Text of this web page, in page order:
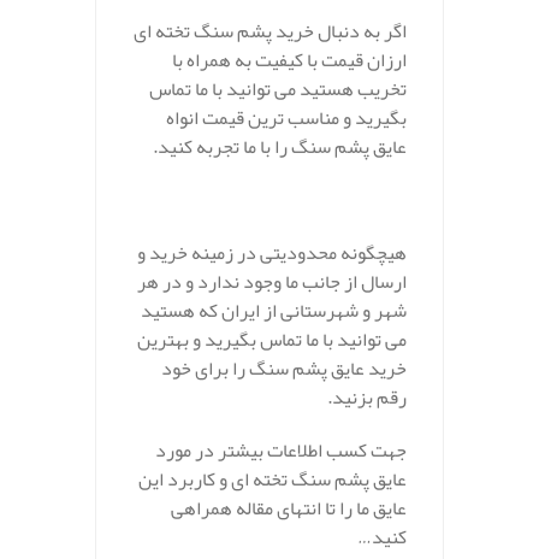
اگر به دنبال خرید پشم سنگ تخته ای
ارزان قیمت با کیفیت به همراه با
تخریب هستید می توانید با ما تماس
بگیرید و مناسب ترین قیمت انواه
عایق پشم سنگ را با ما تجربه کنید.
هیچگونه محدودیتی در زمینه خرید و
ارسال از جانب ما وجود ندارد و در هر
شهر و شهرستانی از ایران که هستید
می توانید با ما تماس بگیرید و بهترین
خرید عایق پشم سنگ را برای خود
رقم بزنید.
جهت کسب اطلاعات بیشتر در مورد
عایق پشم سنگ تخته ای و کاربرد این
عایق ما را تا انتهای مقاله همراهی
کنید…